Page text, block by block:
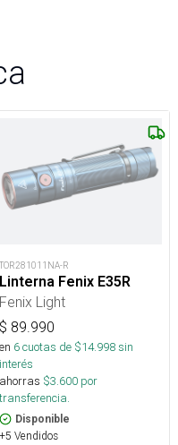
TOR281011NA-R
Linterna Fenix E35R
Fenix Light
$ 89.990
en 6cuotas de $14.998sin
interés
ahorras $3.600 por
transferencia.
Disponible
+5 Vendidos